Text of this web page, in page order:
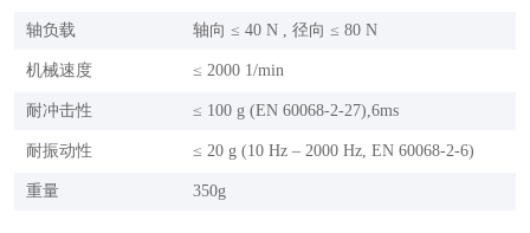
轴负载 轴向 ≤ 40 N , 径向 ≤ 80 N
机械速度 ≤ 2000 1/min
耐冲击性 ≤ 100 g (EN 60068-2-27),6ms
耐振动性 ≤ 20 g (10 Hz – 2000 Hz, EN 60068-2-6)
重量 350g